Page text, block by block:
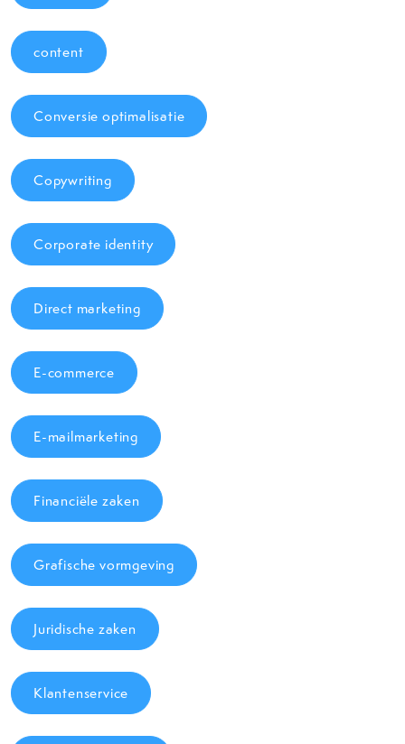
content
Conversie optimalisatie
Copywriting
Corporate identity
Direct marketing
E-commerce
E-mailmarketing
Financiële zaken
Grafische vormgeving
Juridische zaken
Klantenservice